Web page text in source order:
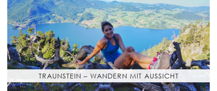
TRAUNSTEIN – WANDERN MIT AUSSICHT